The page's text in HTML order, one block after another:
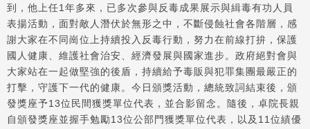
到，他上任1年多來，已多次參與反毒成果展示與緝毒有功人員
表揚活動，面對敵人潛伏於無形之中，不斷侵蝕社會各階層，感
謝大家在不同崗位上持續投入反毒行動，努力在前線打拚，保護
國人健康、維護社會治安、經濟發展與國家進步。政府絕對會與
大家站在一起做堅強的後盾，持續給予毒販與犯罪集團最嚴正的
打擊，守護下一代的健康。今日頒獎活動，總統致詞結束後，頒
發獎座予13位民間獲獎單位代表，並合影留念。隨後，卓院長親
自頒發獎座並握手勉勵13位公部門獲獎單位代表，以及11位績優